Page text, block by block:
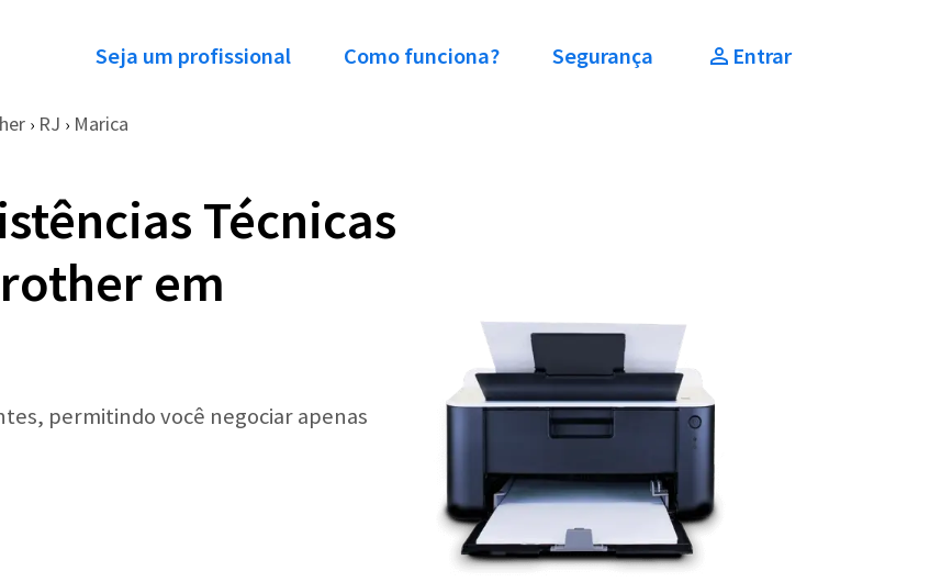
Seja um profissional Como funciona? Segurança Entrar
› RJ › Marica
Técnicas
em
permitindo você negociar apenas